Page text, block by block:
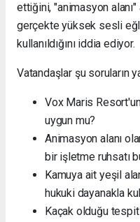
ettiğini, "animasyon
gerçekte yüksek sesli
kullanıldığını iddia ediyor.
Vatandaşlar şu soruların
Vox Maris
uygun mu?
Animasyon alanı
bir işletme ruhsatı
Kamuya ait yeşil
hukuki dayanakla
Kaçak olduğu